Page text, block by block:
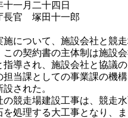
一月二十四日
長官 塚田十一郎
について、施設会社と競
この契約書の主体制は施設
導され、施設会社と協議
当課としての事業課の機
された。
競走場建設工事は、競走
を処理する大工事となり、